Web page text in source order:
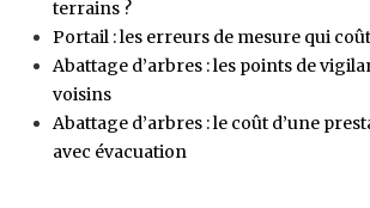
terrains ?
Portail : les erreurs de mesure qui
Abattage d’arbres : les points de
voisins
Abattage d’arbres : le coût d’une
avec évacuation